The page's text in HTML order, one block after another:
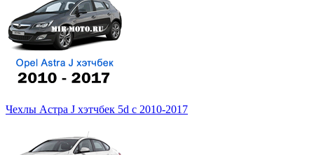
Чехлы Астра J хэтчбек 5d с 2010-2017